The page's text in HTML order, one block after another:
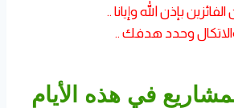
بإذن الله وإيانا ..
وحدد هدفك ..
في هذه الأيام